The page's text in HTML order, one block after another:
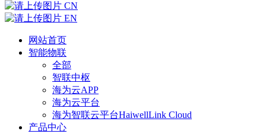
CN
EN
网站首页
智能物联
全部
智联中枢
海为云APP
海为云平台
海为智联云平台HaiwellLink Cloud
产品中心